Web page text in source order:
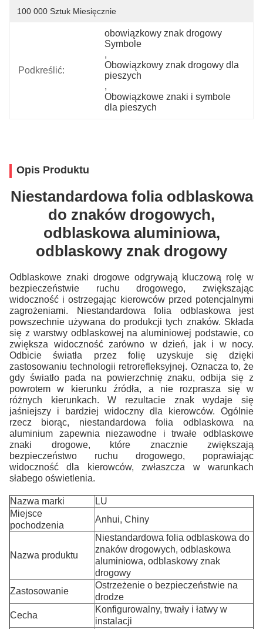
100 000 Sztuk Miesięcznie
Podkreślić:
obowiązkowy znak drogowy
Symbole
,
Obowiązkowy znak drogowy dla
pieszych
,
Obowiązkowe znaki i symbole
dla pieszych
Opis Produktu
Niestandardowa folia odblaskowa
do znaków drogowych,
odblaskowa aluminiowa,
odblaskowy znak drogowy
Odblaskowe znaki drogowe odgrywają kluczową rolę w
bezpieczeństwie ruchu drogowego, zwiększając
widoczność i ostrzegając kierowców przed potencjalnymi
zagrożeniami. Niestandardowa folia odblaskowa jest
powszechnie używana do produkcji tych znaków. Składa
się z warstwy odblaskowej na aluminiowej podstawie, co
zwiększa widoczność zarówno w dzień, jak i w nocy.
Odbicie światła przez folię uzyskuje się dzięki
zastosowaniu technologii retrorefleksyjnej. Oznacza to, że
gdy światło pada na powierzchnię znaku, odbija się z
powrotem w kierunku źródła, a nie rozprasza się w
różnych kierunkach. W rezultacie znak wydaje się
jaśniejszy i bardziej widoczny dla kierowców. Ogólnie
rzecz biorąc, niestandardowa folia odblaskowa na
aluminium zapewnia niezawodne i trwałe odblaskowe
znaki drogowe, które znacznie zwiększają
bezpieczeństwo ruchu drogowego, poprawiając
widoczność dla kierowców, zwłaszcza w warunkach
słabego oświetlenia.
Nazwa marki
LU
Miejsce
pochodzenia
Anhui, Chiny
Nazwa produktu
Niestandardowa folia odblaskowa do
znaków drogowych, odblaskowa
aluminiowa, odblaskowy znak
drogowy
Zastosowanie
Ostrzeżenie o bezpieczeństwie na
drodze
Cecha
Konfigurowalny, trwały i łatwy w
instalacji